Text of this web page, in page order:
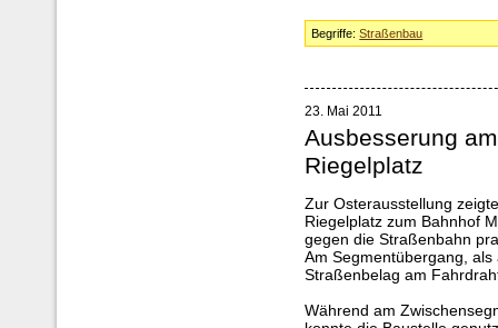
Begriffe:Straßenbau
23. Mai 2011
Ausbesserung
Riegelplatz
Zur Osterausstellung
Riegelplatz zum Bahnhof
gegen die Straßenbahn
Am Segmentübergang,
Straßenbelag am
Während am